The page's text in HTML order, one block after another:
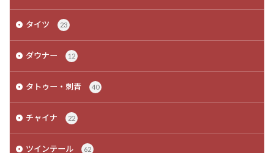
タイツ 23
ダウナー 12
タトゥー・刺青 40
チャイナ 22
ツインテール 62